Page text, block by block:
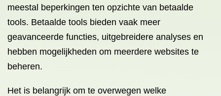
meestal beperkingen ten opzichte van betaalde
tools. Betaalde tools bieden vaak meer
geavanceerde functies, uitgebreidere analyses en
hebben mogelijkheden om meerdere websites te
beheren.
Het is belangrijk om te overwegen welke